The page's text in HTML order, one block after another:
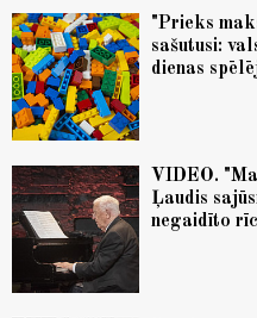
"Prieks
sašutusi:
dienas
VIDEO.
Ļaudis
negaidīto